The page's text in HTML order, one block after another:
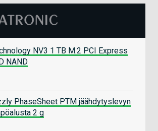
NV3 1 TB M.2 PCI Express
NAND
PhaseSheet PTM jäähdytyslevyn
2 g